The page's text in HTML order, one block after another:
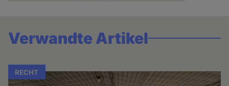
Verwandte Artikel
RECHT